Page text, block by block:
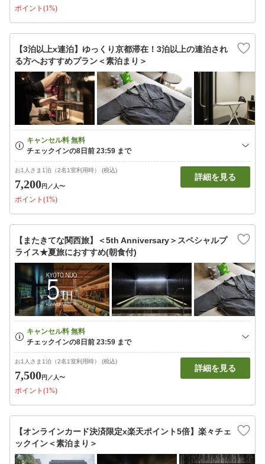
ポイント(1%)
【3泊以上x連泊】ゆっくり京都滞在！3泊以上の連泊され
る方へおすすめプラン＜素泊まり＞
お1人さま1泊（2名1室利用時） (税込)
7,200円 ／人〜
ポイント(1%)
詳細を見る
【またきてな関西旅】＜5th Anniversary＞スペシャルプ
ライス★夏旅におすすめ(朝食付)
お1人さま1泊（2名1室利用時） (税込)
7,500円 ／人〜
ポイント(1%)
詳細を見る
【オンラインカード決済限定x楽天ポイント5倍】楽々チェ
ックイン＜素泊まり＞